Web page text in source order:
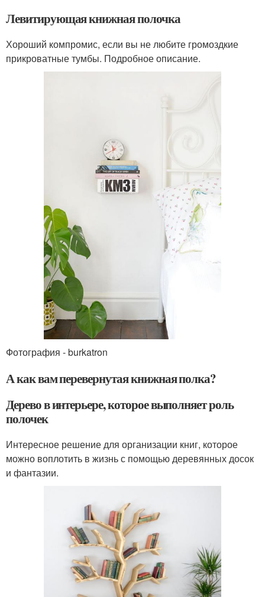
Левитирующая книжная полочка
Хороший компромис, если вы не любите громоздкие
прикроватные тумбы. Подробное описание.
Фотография - burkatron
А как вам перевернутая книжная полка?
Дерево в интерьере, которое выполняет роль
полочек
Интересное решение для организации книг, которое
можно воплотить в жизнь с помощью деревянных досок
и фантазии.